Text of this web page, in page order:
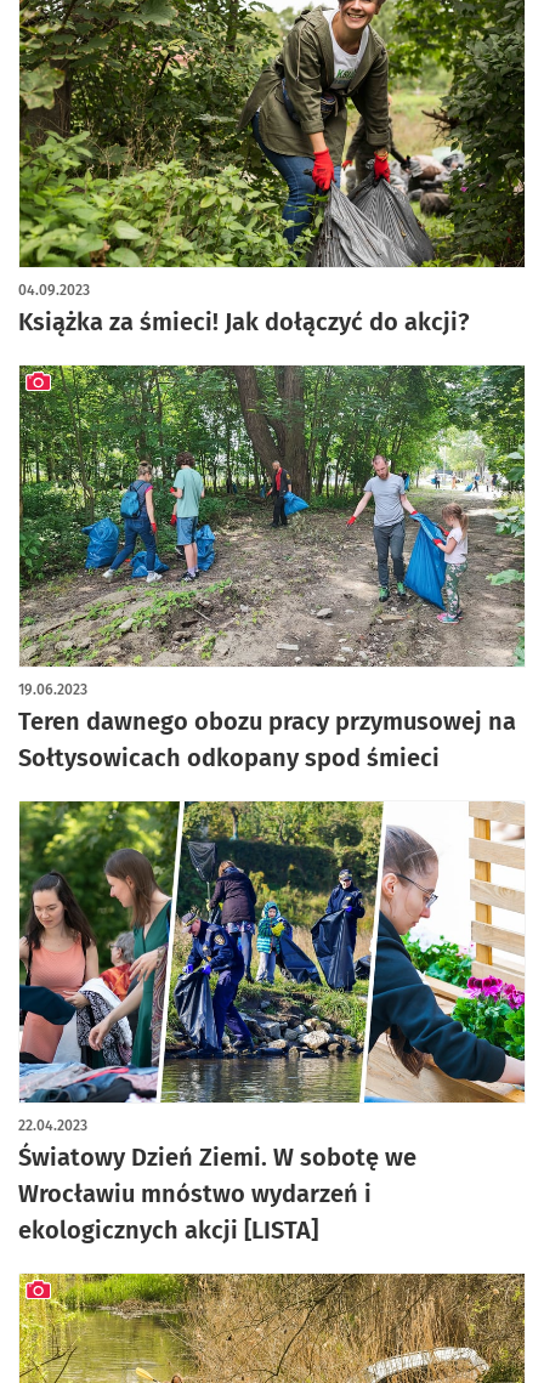
Książka za śmieci! Jak dołączyć do akcji?
04.09.2023
Teren dawnego obozu pracy przymusowej na
Sołtysowicach odkopany spod śmieci
19.06.2023
artykuł z galerią zdjęć
Światowy Dzień Ziemi. W sobotę we
Wrocławiu mnóstwo wydarzeń i
ekologicznych akcji [LISTA]
22.04.2023